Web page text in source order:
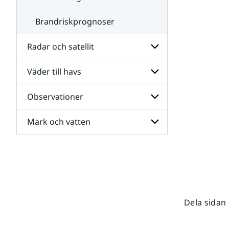
Brandriskprognoser
Radar och satellit
Undersidor
för
Radar
och
satellit
Väder till havs
Undersidor
för
Väder
till
havs
Observationer
Undersidor
för
Mark och vatten
Dela sidan